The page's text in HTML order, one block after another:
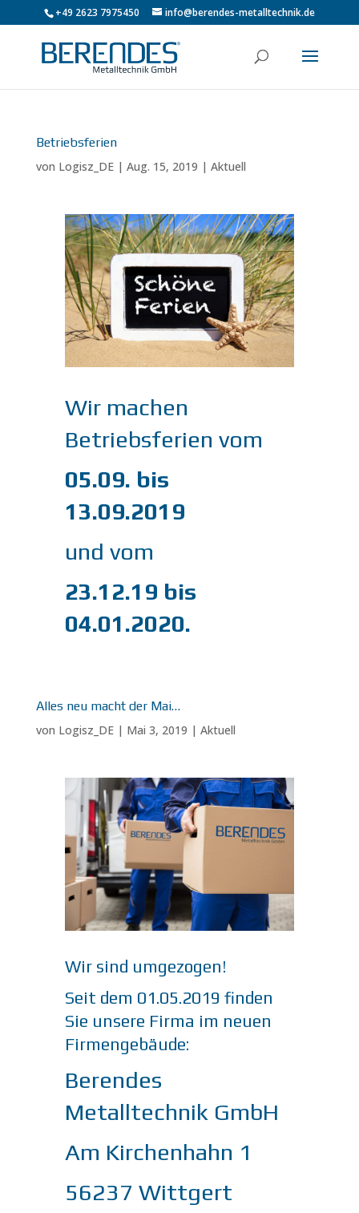
+49 2623 7975450 info@berendes-metalltechnik.de
Betriebsferien
von Logisz_DE| Aug. 15, 2019 | Aktuell
Wir machen
Betriebsferien vom
05.09. bis
13.09.2019
und vom
23.12.19 bis
04.01.2020.
Alles neu macht der Mai…
von Logisz_DE| Mai 3, 2019 | Aktuell
Wir sind umgezogen!
Seit dem 01.05.2019 finden
Sie unsere Firma im neuen
Firmengebäude:
Berendes
Metalltechnik GmbH
Am Kirchenhahn 1
56237 Wittgert